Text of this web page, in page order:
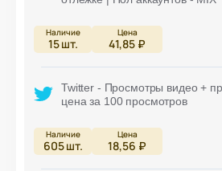
15шт. 41,85 ₽
Twitter - Просмотры видео +
цена за 100 просмотров
605шт. 18,56 ₽